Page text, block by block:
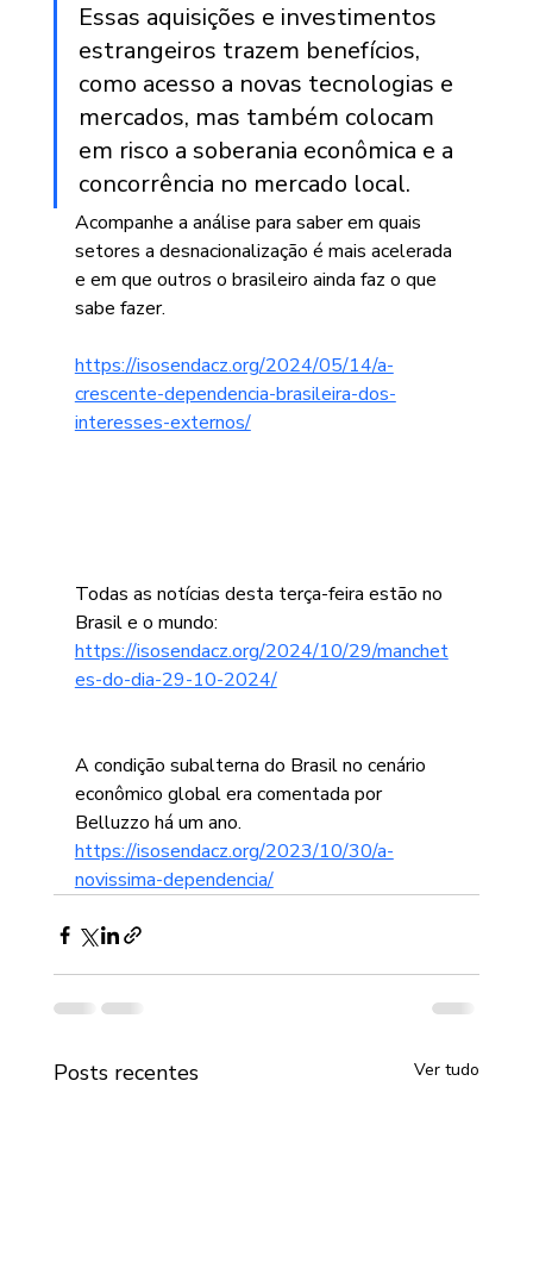
Essas aquisições e investimentos
estrangeiros trazem benefícios,
como acesso a novas tecnologias e
mercados, mas também colocam
em risco a soberania econômica e a
concorrência no mercado local.
Acompanhe a análise para saber em quais
setores a desnacionalização é mais acelerada
e em que outros o brasileiro ainda faz o que
sabe fazer.
https://isosendacz.org/2024/05/14/a-
crescente-dependencia-brasileira-dos-
interesses-externos/
Todas as notícias desta terça-feira estão no
Brasil e o mundo:
https://isosendacz.org/2024/10/29/manchet
es-do-dia-29-10-2024/
A condição subalterna do Brasil no cenário
econômico global era comentada por
Belluzzo há um ano.
https://isosendacz.org/2023/10/30/a-
novissima-dependencia/
Posts recentes Ver tudo